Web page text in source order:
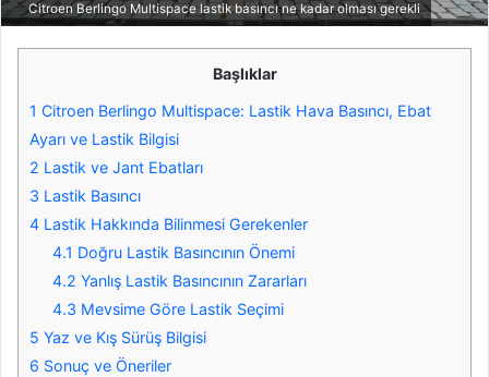
Citroen Berlingo Multispace lastik basıncı ne kadar olması gerekli
Başlıklar
1 Citroen Berlingo Multispace: Lastik Hava Basıncı, Ebat
Ayarı ve Lastik Bilgisi
2 Lastik ve Jant Ebatları
3 Lastik Basıncı
4 Lastik Hakkında Bilinmesi Gerekenler
4.1 Doğru Lastik Basıncının Önemi
4.2 Yanlış Lastik Basıncının Zararları
4.3 Mevsime Göre Lastik Seçimi
5 Yaz ve Kış Sürüş Bilgisi
6 Sonuç ve Öneriler